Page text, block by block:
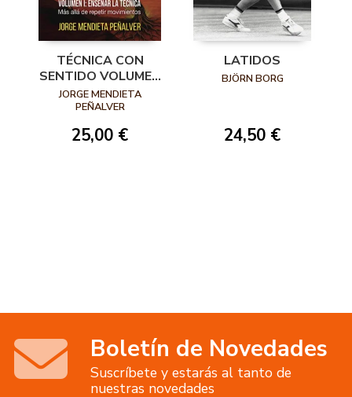
TÉCNICA CON
SENTIDO VOLUMEN
I: ENSEÑAR LA
TÉCNICA. MÁS
MOVIMIENTOS
JORGE MENDIETA
PEÑALVER
25,00 €
LATIDOS
BJÖRN BORG
24,50 €
Boletín de Novedades
Suscríbete y estarás al tanto de
nuestras novedades